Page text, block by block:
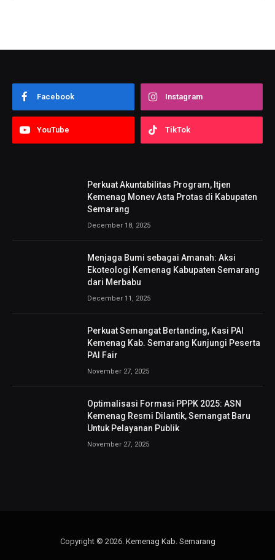
Facebook Instagram
YouTube TikTok
Perkuat Akuntabilitas Program, Itjen
Kemenag Monev Asta Protas di Kabupaten
Semarang
December 18, 2025
Menjaga Bumi sebagai Amanah: Aksi
Ekoteologi Kemenag Kabupaten Semarang
dari Merbabu
December 11, 2025
Perkuat Semangat Bertanding, Kasi PAI
Kemenag Kab. Semarang Kunjungi Peserta
PAI Fair
November 27, 2025
Optimalisasi Formasi PPPK 2025: ASN
Kemenag Resmi Dilantik, Semangat Baru
Untuk Pelayanan Publik
November 27, 2025
Copyright © 2026. Kemenag Kab. Semarang